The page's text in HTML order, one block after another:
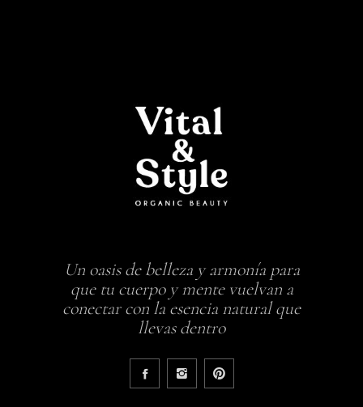
Un oasis de belleza y armonía para
que tu cuerpo y mente vuelvan a
conectar con la esencia natural que
llevas dentro